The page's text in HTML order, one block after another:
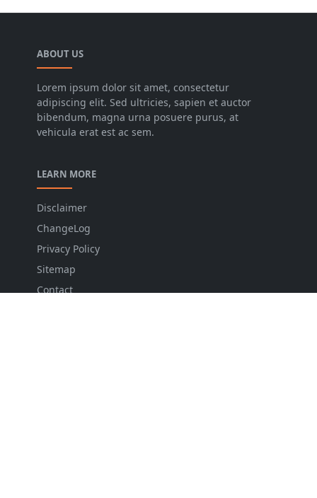
ABOUT US
Lorem ipsum dolor sit amet, consectetur
adipiscing elit. Sed ultricies, sapien et auctor
bibendum, magna urna posuere purus, at
vehicula erat est ac sem.
LEARN MORE
Disclaimer
ChangeLog
Privacy Policy
Sitemap
Contact